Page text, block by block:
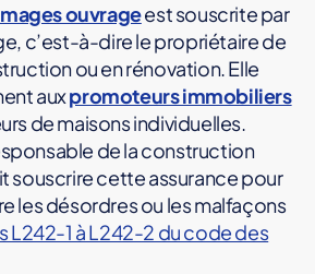
ouvrageest souscrite par
c’est-à-dire le propriétaire de
ou en rénovation. Elle
auxpromoteurs immobiliers
de maisons individuelles.
de la construction
souscrire cette assurance pour
les désordres ou les malfaçons
L242-1 à L242-2 du code des